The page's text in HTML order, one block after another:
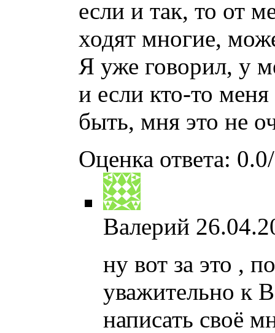
если и так, то от
ходят многие,
Я уже говорил, у
и если кто-то
быть, мня это не
Оценка ответа: 0.0/
Валерий
ну вот за это ,
уважительно к
написать своё